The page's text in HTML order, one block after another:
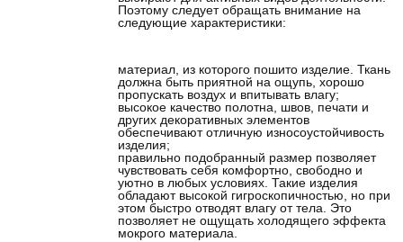
Поэтому следует обращать внимание на
следующие характеристики:
материал, из которого пошито изделие. Ткань
должна быть приятной на ощупь, хорошо
пропускать воздух и впитывать влагу;
высокое качество полотна, швов, печати и
других декоративных элементов
обеспечивают отличную износоустойчивость
изделия;
правильно подобранный размер позволяет
чувствовать себя комфортно, свободно и
уютно в любых условиях. Такие изделия
обладают высокой гигроскопичностью, но при
этом быстро отводят влагу от тела. Это
позволяет не ощущать холодящего эффекта
мокрого материала.